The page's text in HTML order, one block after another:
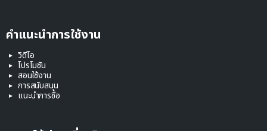
คำแนะนำการใช้งาน
วิดีโอ
โปรโมชัน
สอนใช้งาน
การสนับสนุน
แนะนำการซื้อ